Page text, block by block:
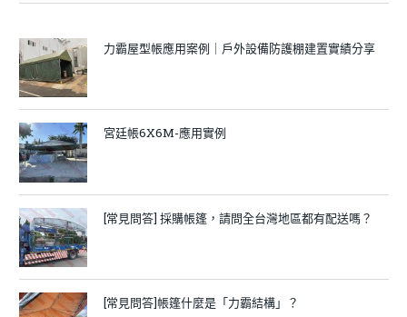
力霸屋型帳應用案例｜戶外設備防護棚建置實績分享
宮廷帳6X6M-應用實例
[常見問答] 採購帳篷，請問全台灣地區都有配送嗎？
[常見問答]帳篷什麼是「力霸結構」？